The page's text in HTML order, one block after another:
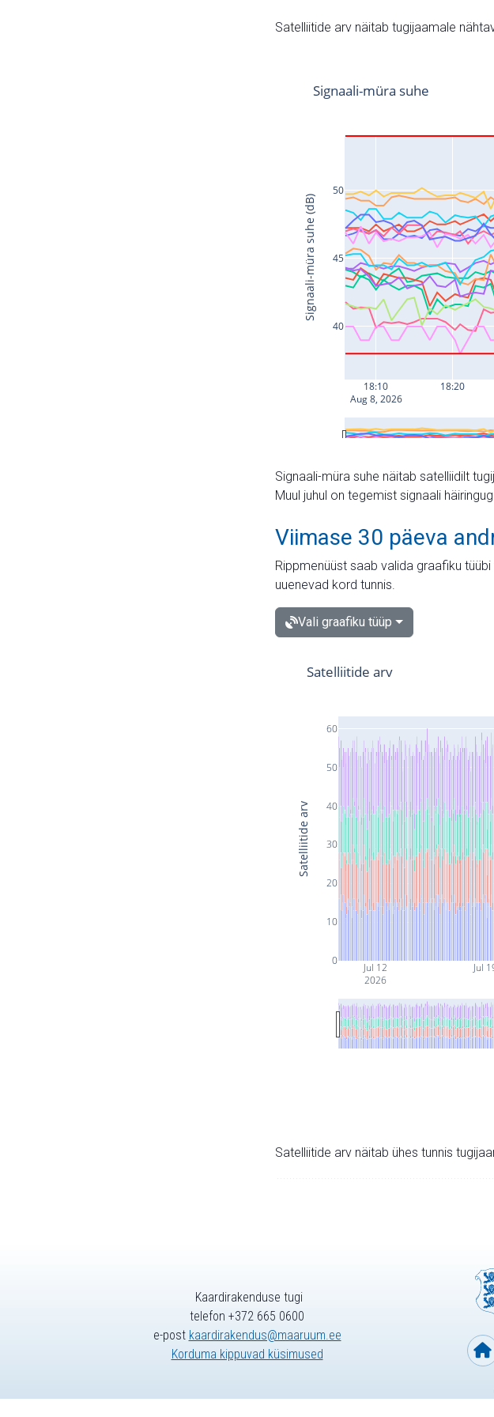
Satelliitide arv näitab tugijaamale
Signaali-müra suhe näitab satelliidilt
Muul juhul on tegemist signaali
Viimase 30 päeva
Rippmenüüst saab valida graafiku
uuenevad kord tunnis.
Vali graafiku tüüp
Jul 12
2026
Jul
0
10
20
30
40
50
60
Satelliitide arv
Satelliitide arv
Satelliitide arv näitab ühes tunnis
Kaardirakenduse tugi
telefon +372 665 0600
e-post kaardirakendus@maaruum.ee
Korduma kippuvad küsimused